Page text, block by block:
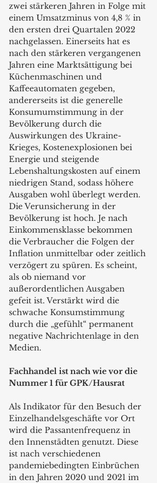
zwei stärkeren Jahren in Folge mit
einem Umsatzminus von 4,8 % in
den ersten drei Quartalen 2022
nachgelassen. Einerseits hat es
nach den stärkeren vergangenen
Jahren eine Marktsättigung bei
Küchenmaschinen und
Kaffeeautomaten gegeben,
andererseits ist die generelle
Konsumumstimmung in der
Bevölkerung durch die
Auswirkungen des Ukraine-
Krieges, Kostenexplosionen bei
Energie und steigende
Lebenshaltungskosten auf einem
niedrigen Stand, sodass höhere
Ausgaben wohl überlegt werden.
Die Verunsicherung in der
Bevölkerung ist hoch. Je nach
Einkommensklasse bekommen
die Verbraucher die Folgen der
Inflation unmittelbar oder zeitlich
verzögert zu spüren. Es scheint,
als ob niemand vor
außerordentlichen Ausgaben
gefeit ist. Verstärkt wird die
schwache Konsumstimmung
durch die „gefühlt“ permanent
negative Nachrichtenlage in den
Medien.
Fachhandel ist nach wie vor die
Nummer 1 für GPK/Hausrat
Als Indikator für den Besuch der
Einzelhandelsgeschäfte vor Ort
wird die Passantenfrequenz in
den Innenstädten genutzt. Diese
ist nach verschiedenen
pandemiebedingten Einbrüchen
in den Jahren 2020 und 2021 im